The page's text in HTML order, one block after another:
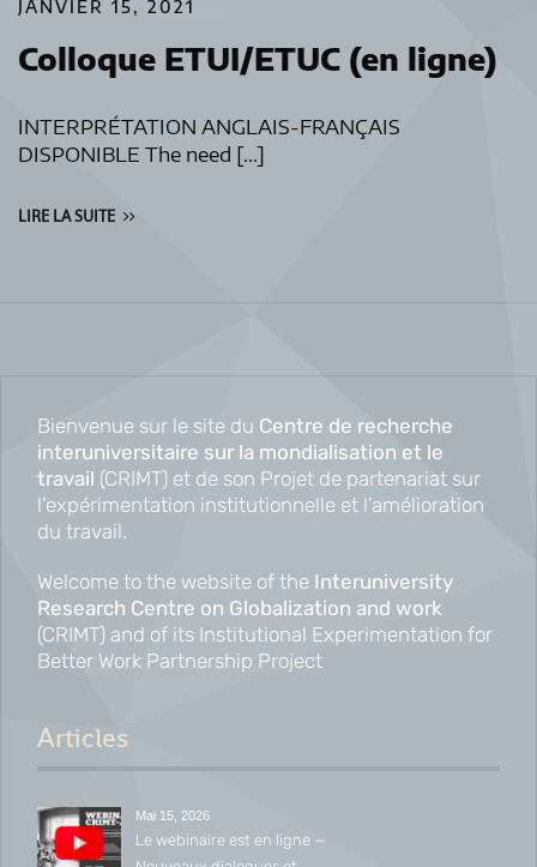
JANVIER 15, 2021
Colloque ETUI/ETUC (en ligne)
INTERPRÉTATION ANGLAIS-FRANÇAIS
DISPONIBLE The need […]
LIRE LA SUITE
Bienvenue sur le site du Centre de recherche
interuniversitaire sur la mondialisation et le
travail (CRIMT) et de son Projet de partenariat sur
l’expérimentation institutionnelle et l’amélioration
du travail.
Welcome to the website of the Interuniversity
Research Centre on Globalization and work
(CRIMT) and of its Institutional Experimentation for
Better Work Partnership Project
Articles
Mai 15, 2026
Le webinaire est en ligne —